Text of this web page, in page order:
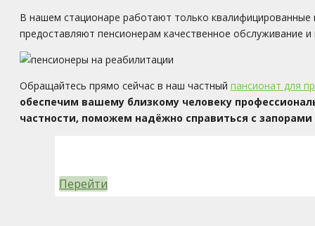
В нашем стационаре работают только
предоставляют пенсионерам качественное обслуживание
Обращайтесь прямо сейчас в наш частный пансионат для
обеспечим вашему близкому человеку
частности, поможем надёжно справиться с
Перейти